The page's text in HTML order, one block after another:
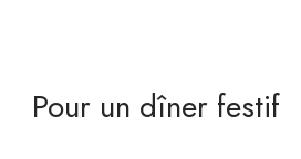
Pour un dîner festif